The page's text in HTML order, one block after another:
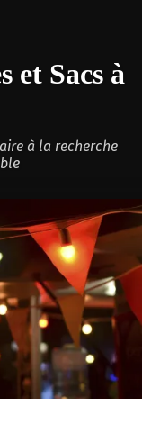
et Sacs à
à la recherche